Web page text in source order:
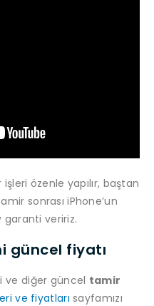
özenle yapılır, baştan
sonrası iPhone’un
garanti veririz.
güncel fiyatı
ve diğer güncel tamir
ve fiyatları sayfamızı